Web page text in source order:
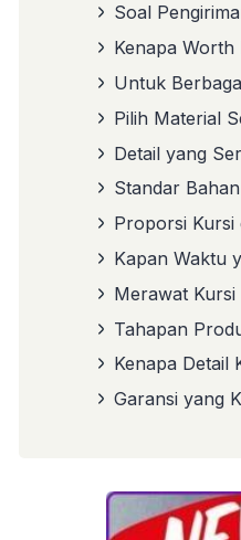
Soal
Kenapa Worth
Untuk
Pilih Material
Detail yang
Standar
Proporsi Kursi
Kapan Waktu
Merawat Kursi
Tahapan
Kenapa Detail
Garansi yang